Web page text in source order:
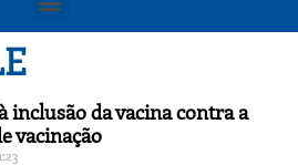
inclusão da vacina contra a
vacinação